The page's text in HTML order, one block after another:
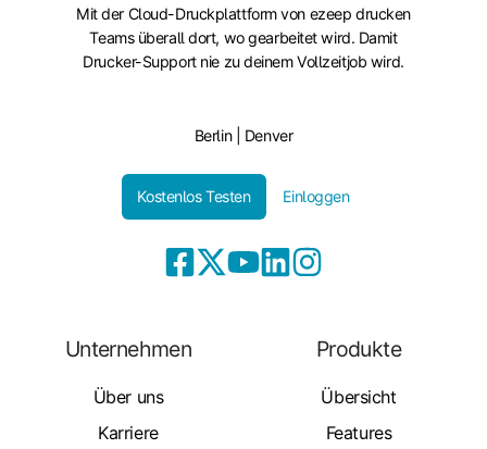
Mit der Cloud-Druckplattform von ezeep drucken
Teams überall dort, wo gearbeitet wird. Damit
Drucker-Support nie zu deinem Vollzeitjob wird.
Berlin | Denver
Kostenlos Testen Einloggen
Unternehmen
Über uns
Karriere
Produkte
Übersicht
Features